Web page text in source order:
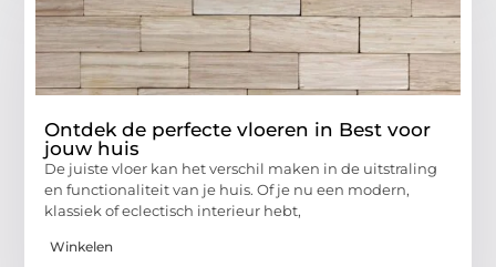
Ontdek de perfecte vloeren in Best voor
jouw huis
De juiste vloer kan het verschil maken in de uitstraling
en functionaliteit van je huis. Of je nu een modern,
klassiek of eclectisch interieur hebt,
Winkelen